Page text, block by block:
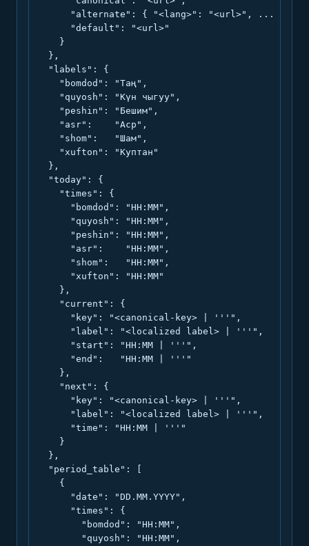
      "alternate": { "<lang>": "<url>", ... },
      "default": "<url>"
    }
  },
  "labels": {
    "bomdod": "Таң",
    "quyosh": "Күн чыгуу",
    "peshin": "Бешим",
    "asr":    "Аср",
    "shom":   "Шам",
    "xufton": "Куптан"
  },
  "today": {
    "times": {
      "bomdod": "HH:MM",
      "quyosh": "HH:MM",
      "peshin": "HH:MM",
      "asr":    "HH:MM",
      "shom":   "HH:MM",
      "xufton": "HH:MM"
    },
    "current": {
      "key": "<canonical-key> | '''",
      "label": "<localized label> | '''",
      "start": "HH:MM | '''",
      "end":   "HH:MM | '''"
    },
    "next": {
      "key": "<canonical-key> | '''",
      "label": "<localized label> | '''",
      "time": "HH:MM | '''"
    }
  },
  "period_table": [
    {
      "date": "DD.MM.YYYY",
      "times": {
        "bomdod": "HH:MM",
        "quyosh": "HH:MM",